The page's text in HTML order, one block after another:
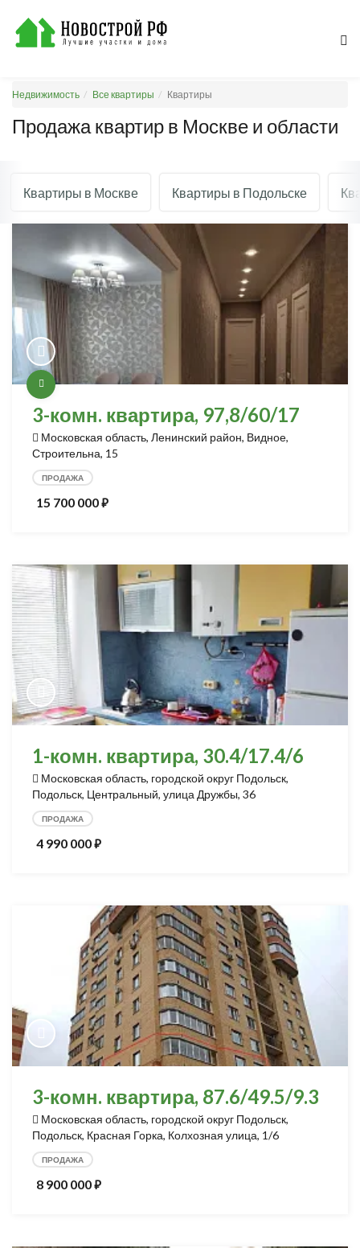
Недвижимость Все квартиры Квартиры
Продажа квартир в Москве и области
Квартиры в Москве Квартиры в Подольске
3-комн. квартира, 97,8/60/17
Московская область, Ленинский район, Видное,
Строительна, 15
ПРОДАЖА
15 700 000⃏
1-комн. квартира, 30.4/17.4/6
Московская область, городской округ Подольск,
Подольск, Центральный, улица Дружбы, 36
ПРОДАЖА
4 990 000⃏
3-комн. квартира, 87.6/49.5/9.3
Московская область, городской округ Подольск,
Подольск, Красная Горка, Колхозная улица, 1/6
ПРОДАЖА
8 900 000⃏